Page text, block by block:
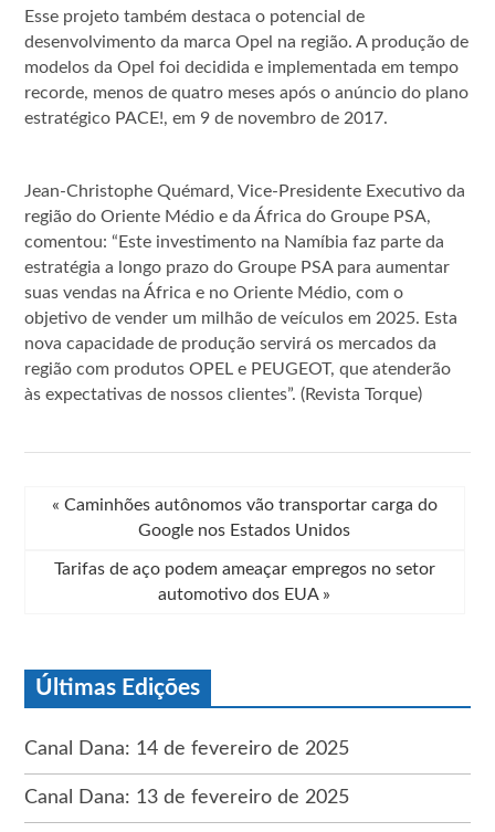
Esse projeto também destaca o potencial de
desenvolvimento da marca Opel na região. A produção de
modelos da Opel foi decidida e implementada em tempo
recorde, menos de quatro meses após o anúncio do plano
estratégico PACE!, em 9 de novembro de 2017.
Jean-Christophe Quémard, Vice-Presidente Executivo da
região do Oriente Médio e da África do Groupe PSA,
comentou: “Este investimento na Namíbia faz parte da
estratégia a longo prazo do Groupe PSA para aumentar
suas vendas na África e no Oriente Médio, com o
objetivo de vender um milhão de veículos em 2025. Esta
nova capacidade de produção servirá os mercados da
região com produtos OPEL e PEUGEOT, que atenderão
às expectativas de nossos clientes”. (Revista Torque)
« Caminhões autônomos vão transportar carga do
Google nos Estados Unidos
Tarifas de aço podem ameaçar empregos no setor
automotivo dos EUA »
Últimas Edições
Canal Dana: 14 de fevereiro de 2025
Canal Dana: 13 de fevereiro de 2025